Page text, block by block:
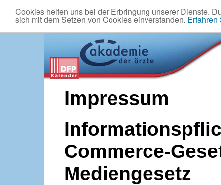
Cookies helfen uns bei der Erbringung unserer Dienste.
sich mit dem Setzen von Cookies einverstanden. Erfahren
Impressum
Commerce-
Mediengesetz